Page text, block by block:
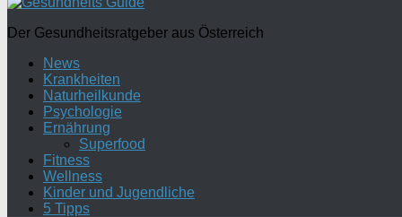
Der Gesundheitsratgeber aus Österreich
News
Krankheiten
Naturheilkunde
Psychologie
Ernährung
Superfood
Fitness
Wellness
Kinder und Jugendliche
5 Tipps